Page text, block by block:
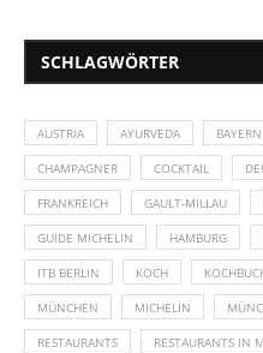
SCHLAGWÖRTER
AUSTRIA AYURVEDA BAYERN
CHAMPAGNER COCKTAIL
FRANKREICH GAULT-MILLAU
GUIDE MICHELIN HAMBURG
ITB BERLIN KOCH
MÜNCHEN MICHELIN
RESTAURANTS RESTAURANTS IN